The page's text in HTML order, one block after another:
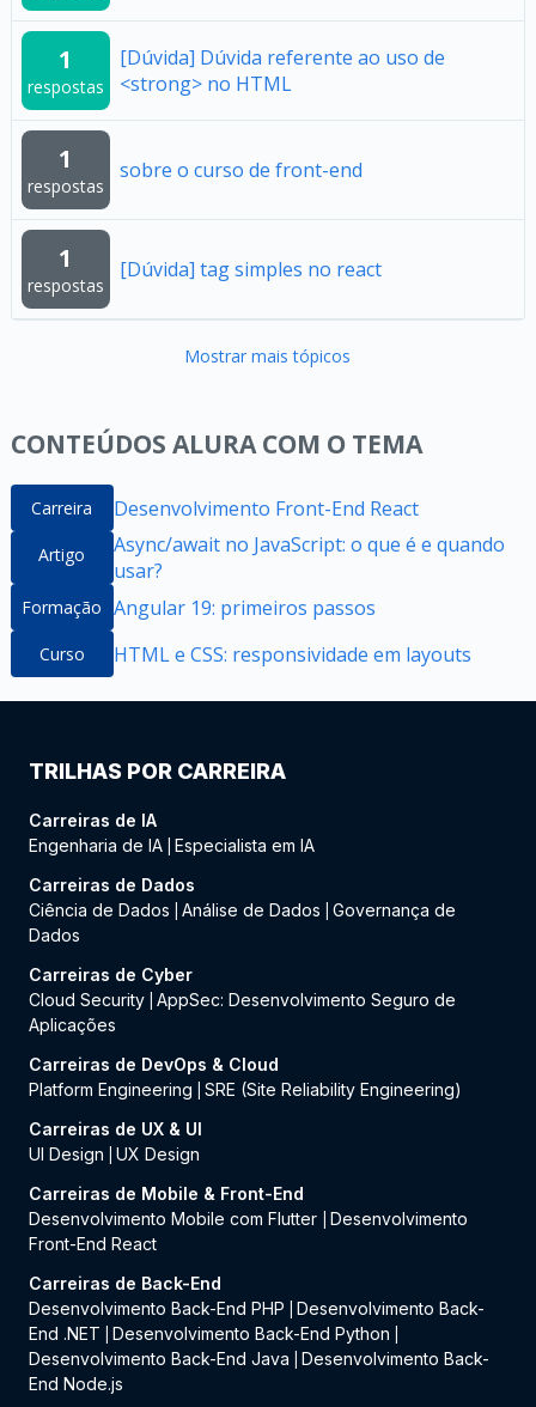
1
respostas
[Dúvida] Dúvida referente ao uso de
<strong> no HTML
1
respostas
sobre o curso de front-end
1
respostas
[Dúvida] tag simples no react
Mostrar mais tópicos
CONTEÚDOS ALURA COM O TEMA
Carreira Desenvolvimento Front-End React
Artigo
Async/await no JavaScript: o que é e quando
usar?
Formação Angular 19: primeiros passos
Curso HTML e CSS: responsividade em layouts
TRILHAS POR CARREIRA
Carreiras de IA
Engenharia de IA Especialista em IA
Carreiras de Dados
Ciência de Dados
Análise de Dados
Governança de
Dados
Carreiras de Cyber
Cloud Security AppSec: Desenvolvimento Seguro de
Aplicações
Carreiras de DevOps & Cloud
Platform Engineering
SRE (Site Reliability Engineering)
Carreiras de UX & UI
UI Design
UX Design
Carreiras de Mobile & Front-End
Desenvolvimento Mobile com Flutter
Desenvolvimento
Front-End React
Carreiras de Back-End
Desenvolvimento Back-End PHP
Desenvolvimento Back-
End .NET
Desenvolvimento Back-End Python
Desenvolvimento Back-End Java
Desenvolvimento Back-
End Node.js